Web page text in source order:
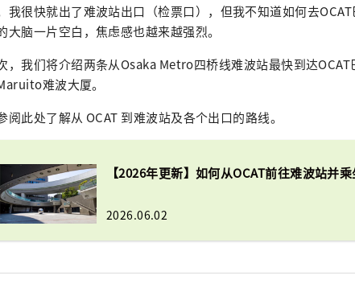
我很快就出了难波站出口（检票口），但我不知道如何去
大脑一片空白，焦虑感也越来越强烈。
，我们将介绍两条从Osaka Metro四桥线难波站最快到达
难波大厦。
阅此处了解从 OCAT 到难波站及各个出口的路线。
【2026年更新】如何从OCAT前往难波站并
2026.06.02